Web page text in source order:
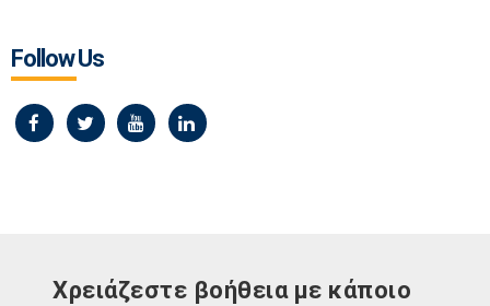
Follow Us
Χρειάζεστε βοήθεια με κάποιο